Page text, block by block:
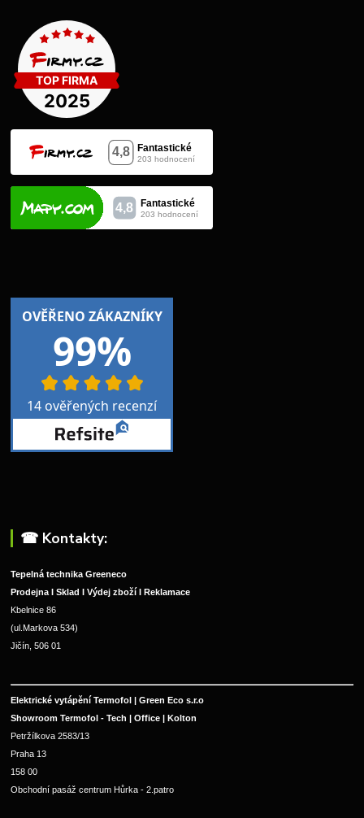
☎︎ Kontakty:
Tepelná technika Greeneco
Prodejna I Sklad I Výdej zboží I Reklamace
Kbelnice 86
(ul.Markova 534)
Jičín, 506 01
Elektrické vytápění Termofol | Green Eco s.r.o
Showroom Termofol - Tech | Office | Kolton
Petržílkova 2583/13
Praha 13
158 00
Obchodní pasáž centrum Hůrka - 2.patro